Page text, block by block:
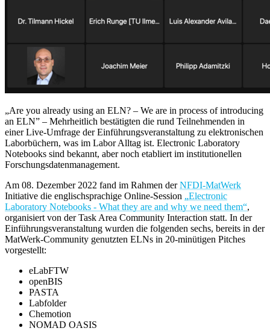
„Are you already using an ELN? – We are in process of introducing
an ELN” – Mehrheitlich bestätigten die rund Teilnehmenden in
einer Live-Umfrage der Einführungsveranstaltung zu elektronischen
Laborbüchern, was im Labor Alltag ist. Electronic Laboratory
Notebooks sind bekannt, aber noch etabliert im institutionellen
Forschungsdatenmanagement.
Am 08. Dezember 2022 fand im Rahmen derNFDI-MatWerk
Initiative die englischsprachige Online-Session „Electronic
Laboratory Notebooks - What they are and why we need them“,
organisiert von der Task Area Community Interaction statt. In der
Einführungsveranstaltung wurden die folgenden sechs, bereits in der
MatWerk-Community genutzten ELNs in 20-minütigen Pitches
vorgestellt:
eLabFTW
openBIS
PASTA
Labfolder
Chemotion
NOMAD OASIS